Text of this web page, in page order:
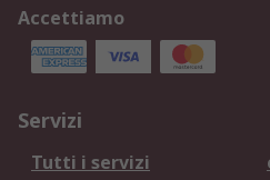
Accettiamo
Servizi
Tutti i servizi